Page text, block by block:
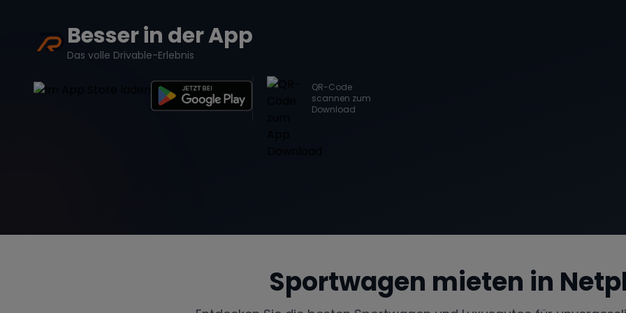
Besser in der App
Das volle Drivable-Erlebnis
QR-Code
scannen zum
Download
Sportwagen mieten in